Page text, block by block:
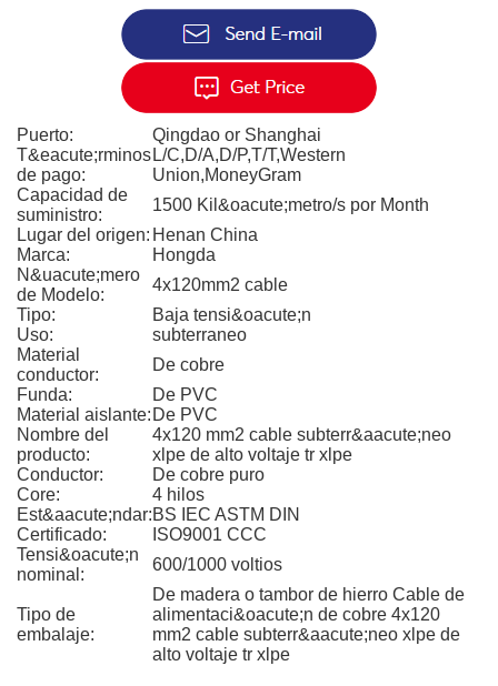
Puerto:
Qingdao or Shanghai
T&eacute;rminos
de pago:
L/C,D/A,D/P,T/T,Western
Union,MoneyGram
Capacidad de
suministro:
1500 Kil&oacute;metro/s por Month
Lugar del origen: Henan China
Marca:
Hongda
N&uacute;mero
de Modelo:
4x120mm2 cable
Tipo:
Baja tensi&oacute;n
Uso:
subterraneo
Material
conductor:
De cobre
Funda:
De PVC
Material aislante: De PVC
Nombre del
producto:
4x120 mm2 cable subterr&aacute;neo
xlpe de alto voltaje tr xlpe
Conductor:
De cobre puro
Core:
4 hilos
Est&aacute;ndar:BS IEC ASTM DIN
Certificado:
ISO9001 CCC
Tensi&oacute;n
nominal:
600/1000 voltios
Tipo de
embalaje:
De madera o tambor de hierro Cable de
alimentaci&oacute;n de cobre 4x120
mm2 cable subterr&aacute;neo xlpe de
alto voltaje tr xlpe